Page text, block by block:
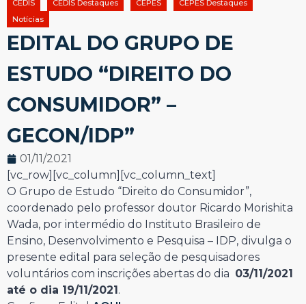
CEDIS CEDIS Destaques CEPES
CEPES Destaques
Notícias
EDITAL DO GRUPO DE
ESTUDO “DIREITO DO
CONSUMIDOR” –
GECON/IDP”
01/11/2021
[vc_row][vc_column][vc_column_text]
O Grupo de Estudo “Direito do Consumidor”,
coordenado pelo professor doutor Ricardo Morishita
Wada, por intermédio do Instituto Brasileiro de
Ensino, Desenvolvimento e Pesquisa – IDP, divulga o
presente edital para seleção de pesquisadores
voluntários com inscrições abertas do dia 03/11/2021
até o dia 19/11/2021 .